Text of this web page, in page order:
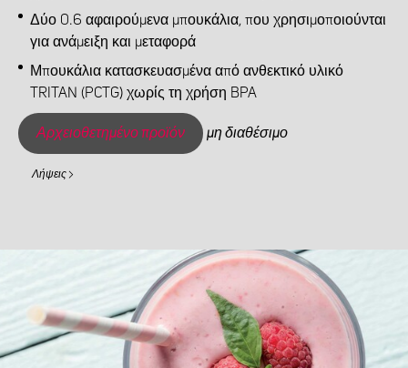
Δύο 0.6 αφαιρούμενα μπουκάλια, που χρησιμοποιούνται
για ανάμειξη και μεταφορά
Μπουκάλια κατασκευασμένα από ανθεκτικό υλικό
TRITAN (PCTG) χωρίς τη χρήση BPA
Αρχειοθετημένο προϊόν μη διαθέσιμο
Λήψεις